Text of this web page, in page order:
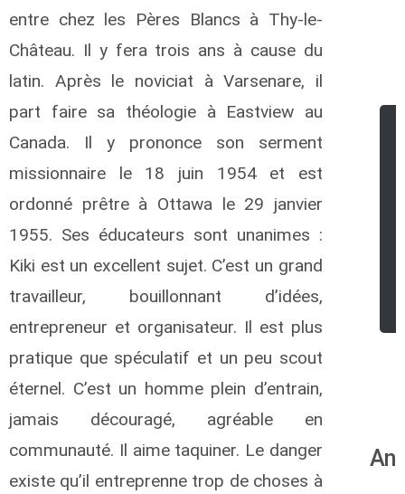
entre chez les Pères Blancs à Thy-le-
Château. Il y fera trois ans à cause du
latin. Après le noviciat à Varsenare, il
part faire sa théologie à Eastview au
Canada. Il y prononce son serment
missionnaire le 18 juin 1954 et est
ordonné prêtre à Ottawa le 29 janvier
1955. Ses éducateurs sont unanimes :
Kiki est un excellent sujet. C’est un grand
travailleur, bouillonnant d’idées,
entrepreneur et organisateur. Il est plus
pratique que spéculatif et un peu scout
éternel. C’est un homme plein d’entrain,
jamais découragé, agréable en
communauté. Il aime taquiner. Le danger
existe qu’il entreprenne trop de choses à